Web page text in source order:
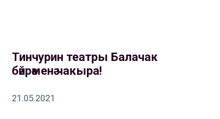
Тинчурин театры Балачак
бәйрәменә чакыра!
21.05.2021